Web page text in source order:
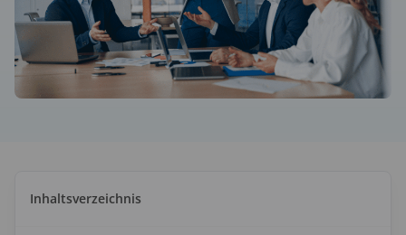
Anzeigen
Optimierung
& Berichte
Display
– digitale Informationsanzeige
Group Calendar
Inhaltsverzeichnis